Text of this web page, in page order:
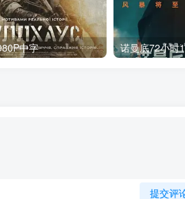
中字 诺曼底72小时
提交评